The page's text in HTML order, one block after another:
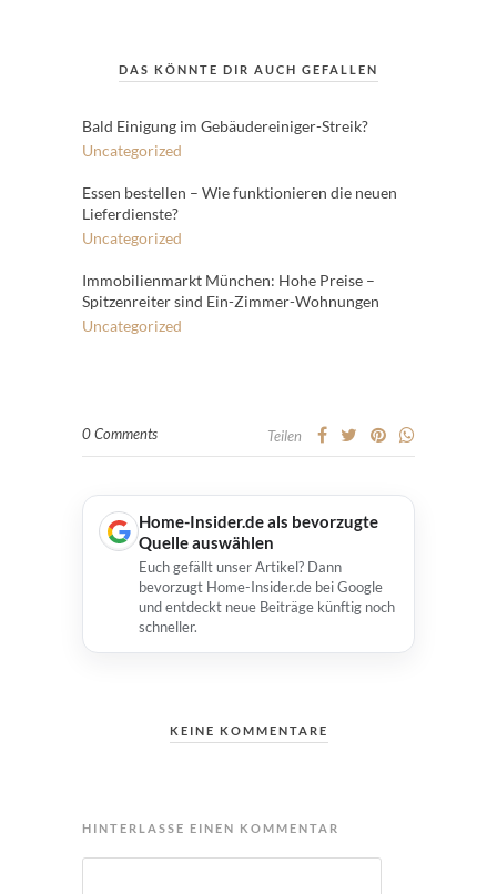
DAS KÖNNTE DIR AUCH GEFALLEN
Bald Einigung im Gebäudereiniger-Streik?
Uncategorized
Essen bestellen – Wie funktionieren die neuen
Lieferdienste?
Uncategorized
Immobilienmarkt München: Hohe Preise –
Spitzenreiter sind Ein-Zimmer-Wohnungen
Uncategorized
0 Comments Teilen
Home-Insider.de als bevorzugte
Quelle auswählen
Euch gefällt unser Artikel? Dann
bevorzugt Home-Insider.de bei Google
und entdeckt neue Beiträge künftig noch
schneller.
KEINE KOMMENTARE
HINTERLASSE EINEN KOMMENTAR